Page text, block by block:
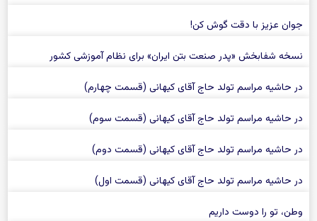
جوان عزیز با دقت گوش کن!
نسخه شفابخش «پدر صنعت بتن ایران» برای نظام آموزشی کشور
در حاشیه مراسم تولد حاج آقای کیهانی (قسمت چهارم)
در حاشیه مراسم تولد حاج آقای کیهانی (قسمت سوم)
در حاشیه مراسم تولد حاج آقای کیهانی (قسمت دوم)
در حاشیه مراسم تولد حاج آقای کیهانی (قسمت اول)
وطن، تو را دوست داریم